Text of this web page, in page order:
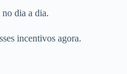
dia a dia.
incentivos agora.